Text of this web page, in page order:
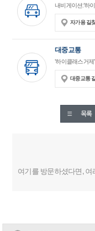
내비게이션:'하
자가용 길
대중교통
'하이클래스거
대중교통
여기를 방문하셨다면, 여